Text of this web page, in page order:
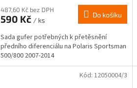
487,60 Kč bez DPH
590 Kč / ks
Do košíku
Sada gufer potřebných k přetěsnění
předního diferenciálu na Polaris Sportsman
500/800 2007-2014
Kód: 12050004/3